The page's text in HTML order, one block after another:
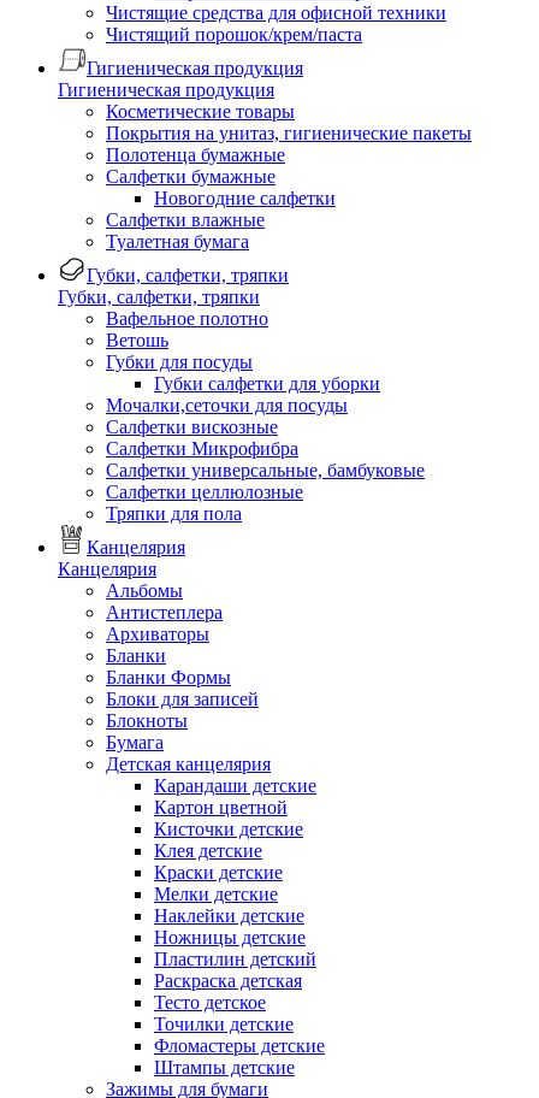
Чистящие средства для офисной техники
Чистящий порошок/крем/паста
Гигиеническая продукция
Гигиеническая продукция
Косметические товары
Покрытия на унитаз, гигиенические пакеты
Полотенца бумажные
Салфетки бумажные
Новогодние салфетки
Салфетки влажные
Туалетная бумага
Губки, салфетки, тряпки
Губки, салфетки, тряпки
Вафельное полотно
Ветошь
Губки для посуды
Губки салфетки для уборки
Мочалки,сеточки для посуды
Салфетки вискозные
Салфетки Микрофибра
Салфетки универсальные, бамбуковые
Салфетки целлюлозные
Тряпки для пола
Канцелярия
Канцелярия
Альбомы
Антистеплера
Архиваторы
Бланки
Бланки Формы
Блоки для записей
Блокноты
Бумага
Детская канцелярия
Карандаши детские
Картон цветной
Кисточки детские
Клея детские
Краски детские
Мелки детские
Наклейки детские
Ножницы детские
Пластилин детский
Раскраска детская
Тесто детское
Точилки детские
Фломастеры детские
Штампы детские
Зажимы для бумаги